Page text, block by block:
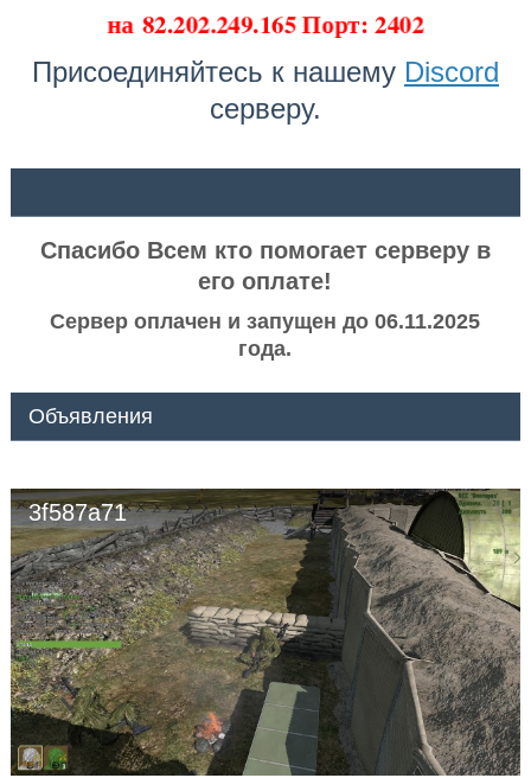
на 82.202.249.165 Порт: 2402
Присоединяйтесь к нашему Discord
серверу.
Спасибо Всем кто помогает серверу в
его оплате!
Сервер оплачен и запущен до 06.11.2025
года.
Объявления
3f587a71